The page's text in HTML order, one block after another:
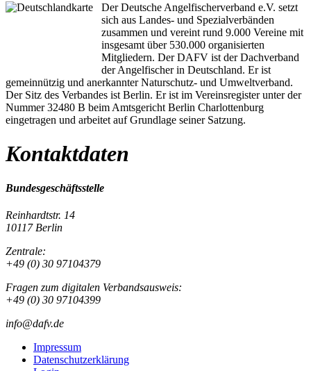
Der Deutsche Angelfischerverband e.V. setzt
sich aus Landes- und Spezialverbänden
zusammen und vereint rund 9.000 Vereine mit
insgesamt über 530.000 organisierten
Mitgliedern. Der DAFV ist der Dachverband
der Angelfischer in Deutschland. Er ist
gemeinnützig und anerkannter Naturschutz- und Umweltverband.
Der Sitz des Verbandes ist Berlin. Er ist im Vereinsregister unter der
Nummer 32480 B beim Amtsgericht Berlin Charlottenburg
eingetragen und arbeitet auf Grundlage seiner Satzung.
Kontaktdaten
Bundesgeschäftsstelle
Reinhardtstr. 14
10117 Berlin
Zentrale:
+49 (0) 30 97104379
Fragen zum digitalen Verbandsausweis:
+49 (0) 30 97104399
info@dafv.de
Impressum
Datenschutzerklärung